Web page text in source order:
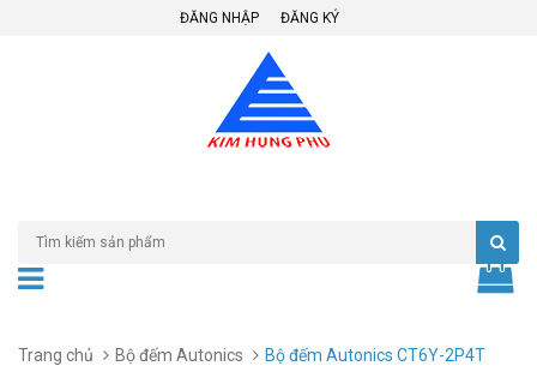
ĐĂNG NHẬP ĐĂNG KÝ
Trang chủ Bộ đếm Autonics Bộ đếm Autonics CT6Y-2P4T